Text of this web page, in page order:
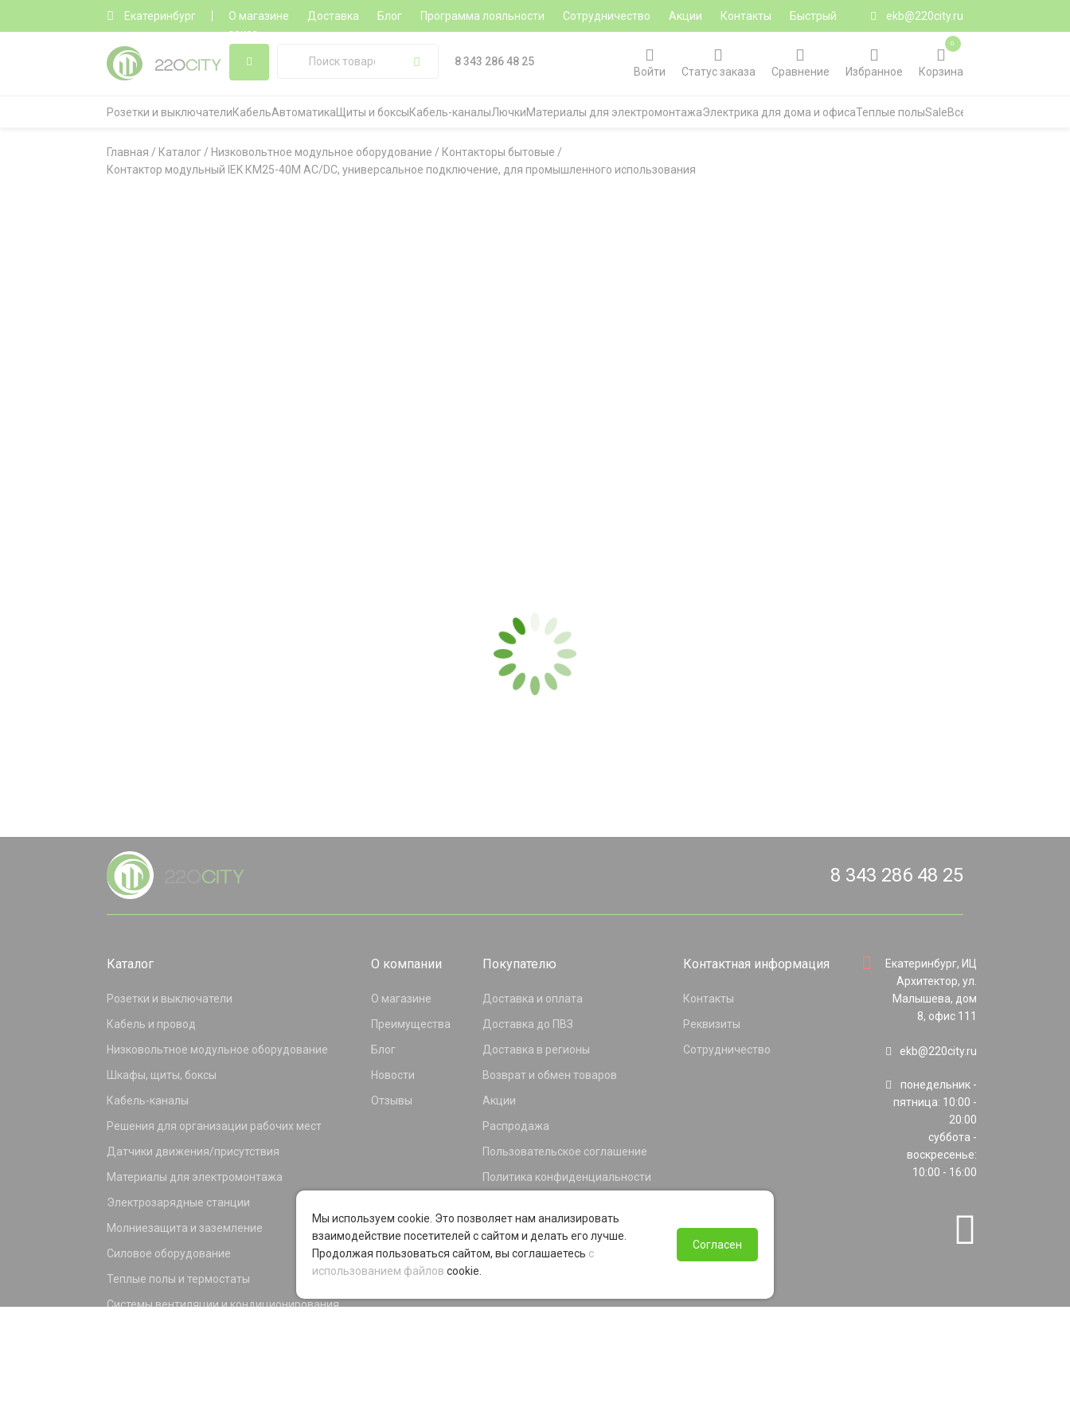
Екатеринбург О магазине Доставка Блог Программа лояльности Сотрудничество Акции Контакты
Быстрый
заказ
ekb@220city.ru
8 343 286 48 25
Войти
Статус заказа Сравнение Избранное Корзина
0
Розетки и выключателиКабельАвтоматика Щиты и боксыКабель-каналыЛючкиМатериалы для электромонтажаЭлектрика для дома и офисаТеплые полыSaleВсе категории
Главная / Каталог / Низковольтное модульное оборудование / Контакторы бытовые /
Контактор модульный IEK КМ25-40М AC/DC, универсальное подключение, для промышленного использования
8 343 286 48 25
Каталог
Розетки и выключатели
Кабель и провод
Низковольтное модульное оборудование
Шкафы, щиты, боксы
Кабель-каналы
Решения для организации рабочих мест
Датчики движения/присутствия
Материалы для электромонтажа
Электрозарядные станции
Молниезащита и заземление
Силовое оборудование
Теплые полы и термостаты
Системы вентиляции и кондиционирования
О компании
О магазине
Преимущества
Блог
Новости
Отзывы
Покупателю
Доставка и оплата
Доставка до ПВЗ
Доставка в регионы
Возврат и обмен товаров
Акции
Распродажа
Пользовательское соглашение
Политика конфиденциальности
Программа лояльности
Контактная информация
Контакты
Реквизиты
Сотрудничество
Екатеринбург, ИЦ
Архитектор, ул.
Малышева, дом
8, офис 111
ekb@220city.ru
понедельник -
пятница: 10:00 -
20:00
суббота -
воскресенье:
10:00 - 16:00
Мы используем cookie. Это позволяет нам анализировать
взаимодействие посетителей с сайтом и делать его лучше.
Продолжая пользоваться сайтом, вы соглашаетесь с
использованием файлов cookie.
Согласен